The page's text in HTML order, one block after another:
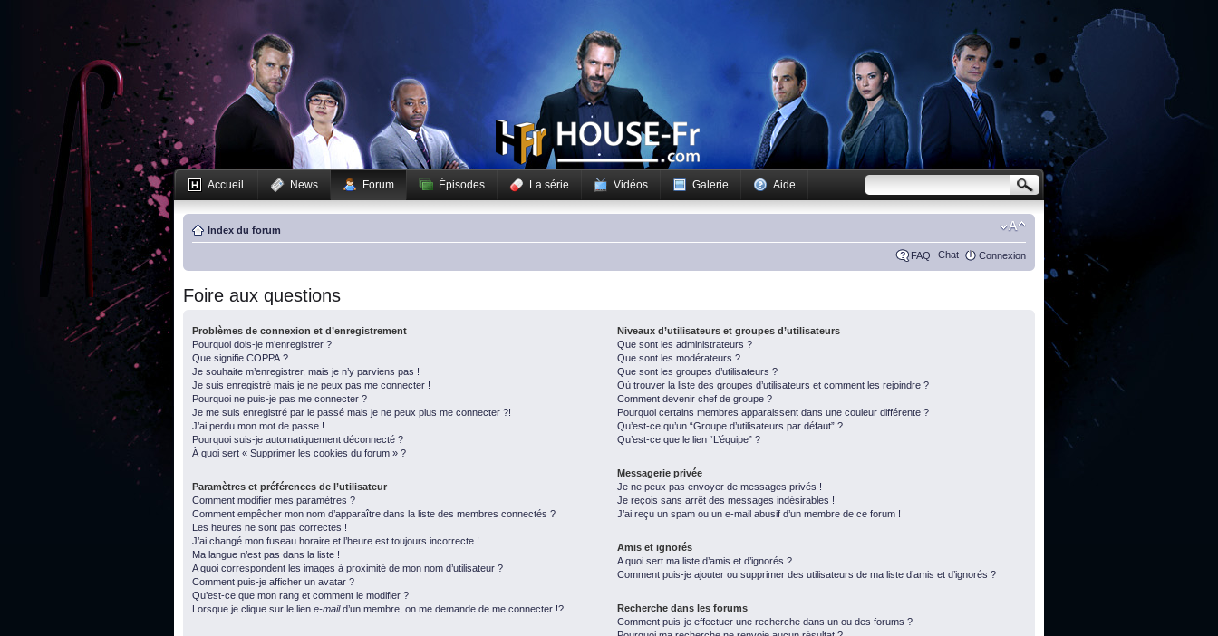
Accueil News Forum Épisodes La série Vidéos Galerie Aide
Index du forum
FAQ Chat Connexion
Foire aux questions
Problèmes de connexion et d’enregistrement
Pourquoi dois-je m’enregistrer ?
Que signifie COPPA ?
Je souhaite m’enregistrer, mais je n’y parviens pas !
Je suis enregistré mais je ne peux pas me connecter !
Pourquoi ne puis-je pas me connecter ?
Je me suis enregistré par le passé mais je ne peux plus me connecter ?!
J’ai perdu mon mot de passe !
Pourquoi suis-je automatiquement déconnecté ?
À quoi sert « Supprimer les cookies du forum » ?
Paramètres et préférences de l’utilisateur
Comment modifier mes paramètres ?
Comment empêcher mon nom d’apparaître dans la liste des membres connectés ?
Les heures ne sont pas correctes !
J’ai changé mon fuseau horaire et l’heure est toujours incorrecte !
Ma langue n’est pas dans la liste !
A quoi correspondent les images à proximité de mon nom d’utilisateur ?
Comment puis-je afficher un avatar ?
Qu’est-ce que mon rang et comment le modifier ?
Lorsque je clique sur le lien e-maild’un membre, on me demande de me connecter !?
Niveaux d’utilisateurs et groupes d’utilisateurs
Que sont les administrateurs ?
Que sont les modérateurs ?
Que sont les groupes d’utilisateurs ?
Où trouver la liste des groupes d’utilisateurs et comment les rejoindre ?
Comment devenir chef de groupe ?
Pourquoi certains membres apparaissent dans une couleur différente ?
Qu’est-ce qu’un “Groupe d’utilisateurs par défaut” ?
Qu’est-ce que le lien “L’équipe” ?
Messagerie privée
Je ne peux pas envoyer de messages privés !
Je reçois sans arrêt des messages indésirables !
J’ai reçu un spam ou un e-mail abusif d’un membre de ce forum !
Amis et ignorés
A quoi sert ma liste d’amis et d’ignorés ?
Comment puis-je ajouter ou supprimer des utilisateurs de ma liste d’amis et d’ignorés ?
Recherche dans les forums
Comment puis-je effectuer une recherche dans un ou des forums ?